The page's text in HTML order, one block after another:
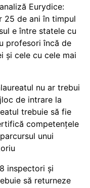
Eurydice:
25 de ani în timpul
e între statele cu
profesori încă de
și cele cu cele mai
nu ar trebui
de intrare la
trebuie să fie
competențele
unui
inspectori și
să returneze